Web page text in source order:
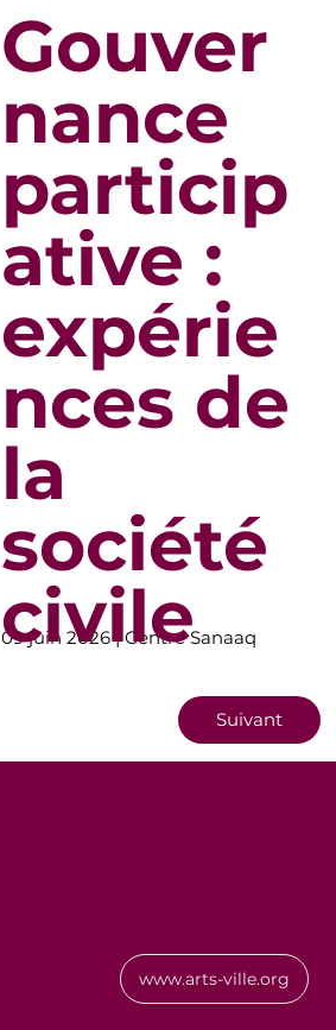
09 juin 2026 | Centre Sanaaq
Gouver
nance
particip
ative :
expérie
nces de
la
société
civile
Suivant
www.arts-ville.org